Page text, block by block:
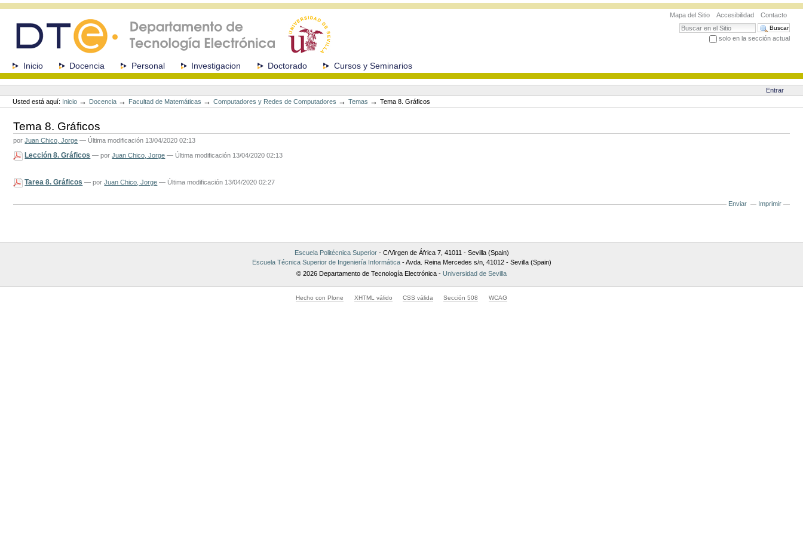
navegación
Mapa del Sitio Accesibilidad
Contacto
Buscar
solo en la sección actual
SeccionesInicio Docencia Personal Investigacion Doctorado Cursos y Seminarios
Herramientas
Personales
Entrar
Usted está aquí: Inicio → Docencia → Facultad de Matemáticas →Computadores y Redes de Computadores →Temas →Tema 8. Gráficos
Tema 8. Gráficos
porJuan Chico, Jorge — Última modificación 13/04/2020 02:13
Lección 8. Gráficos —porJuan Chico, Jorge — Última modificación 13/04/2020 02:13
Tarea 8. Gráficos —porJuan Chico, Jorge — Última modificación 13/04/2020 02:27
Enviar Imprimir
Escuela Politécnica Superior- C/Virgen de África 7, 41011 - Sevilla (Spain)
Escuela Técnica Superior de Ingeniería Informática- Avda. Reina Mercedes s/n, 41012 - Sevilla (Spain)
© 2026 Departamento de Tecnología Electrónica - Universidad de Sevilla
Hecho con Plone XHTML válido CSS válida Sección 508 WCAG